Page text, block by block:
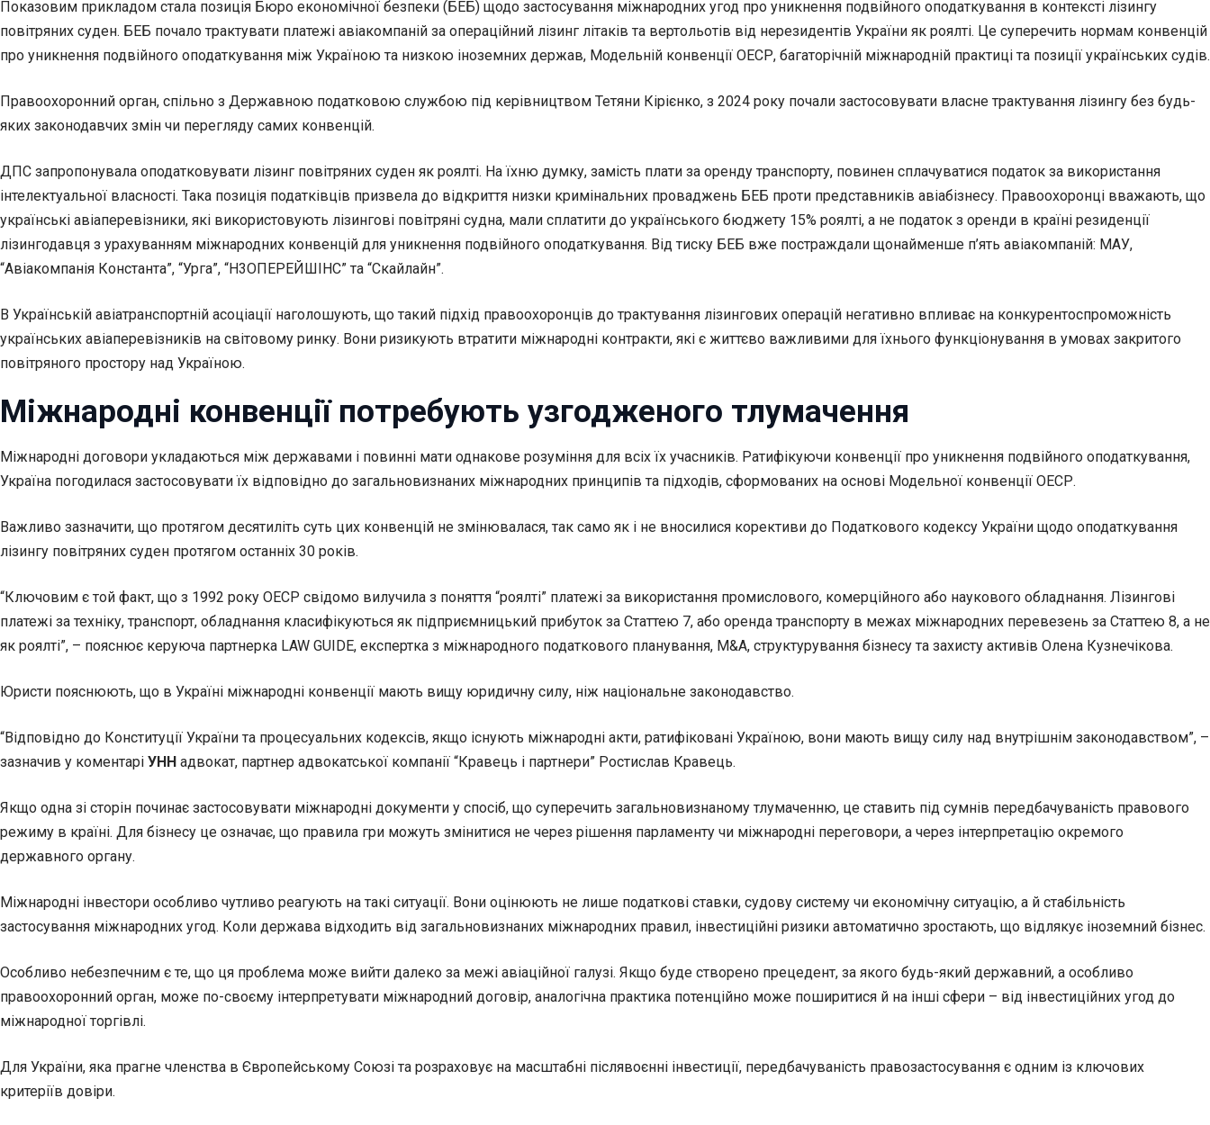
Показовим прикладом стала позиція Бюро економічної безпеки (БЕБ) щодо застосування міжнародних угод про уникнення подвійного оподаткування в контексті лізингу
повітряних суден. БЕБ почало трактувати платежі авіакомпаній за операційний лізинг літаків та вертольотів від нерезидентів України як роялті. Це суперечить нормам конвенцій
про уникнення подвійного оподаткування між Україною та низкою іноземних держав, Модельній конвенції ОЕСР, багаторічній міжнародній практиці та позиції українських судів.
Правоохоронний орган, спільно з Державною податковою службою під керівництвом Тетяни Кірієнко, з 2024 року почали застосовувати власне трактування лізингу без будь-
яких законодавчих змін чи перегляду самих конвенцій.
ДПС запропонувала оподатковувати лізинг повітряних суден як роялті. На їхню думку, замість плати за оренду транспорту, повинен сплачуватися податок за використання
інтелектуальної власності. Така позиція податківців призвела до відкриття низки кримінальних проваджень БЕБ проти представників авіабізнесу. Правоохоронці вважають, що
українські авіаперевізники, які використовують лізингові повітряні судна, мали сплатити до українського бюджету 15% роялті, а не податок з оренди в країні резиденції
лізингодавця з урахуванням міжнародних конвенцій для уникнення подвійного оподаткування. Від тиску БЕБ вже постраждали щонайменше п’ять авіакомпаній: МАУ,
“Авіакомпанія Константа”, “Урга”, “Н3ОПЕРЕЙШІНС” та “Скайлайн”.
В Українській авіатранспортній асоціації наголошують, що такий підхід правоохоронців до трактування лізингових операцій негативно впливає на конкурентоспроможність
українських авіаперевізників на світовому ринку. Вони ризикують втратити міжнародні контракти, які є життєво важливими для їхнього функціонування в умовах закритого
повітряного простору над Україною.
Міжнародні конвенції потребують узгодженого тлумачення
Міжнародні договори укладаються між державами і повинні мати однакове розуміння для всіх їх учасників. Ратифікуючи конвенції про уникнення подвійного оподаткування,
Україна погодилася застосовувати їх відповідно до загальновизнаних міжнародних принципів та підходів, сформованих на основі Модельної конвенції ОЕСР.
Важливо зазначити, що протягом десятиліть суть цих конвенцій не змінювалася, так само як і не вносилися корективи до Податкового кодексу України щодо оподаткування
лізингу повітряних суден протягом останніх 30 років.
“Ключовим є той факт, що з 1992 року ОЕСР свідомо вилучила з поняття “роялті” платежі за використання промислового, комерційного або наукового обладнання. Лізингові
платежі за техніку, транспорт, обладнання класифікуються як підприємницький прибуток за Статтею 7, або оренда транспорту в межах міжнародних перевезень за Статтею 8, а не
як роялті”, – пояснює керуюча партнерка LAW GUIDE, експертка з міжнародного податкового планування, M&A, структурування бізнесу та захисту активів Олена Кузнечікова.
Юристи пояснюють, що в Україні міжнародні конвенції мають вищу юридичну силу, ніж національне законодавство.
“Відповідно до Конституції України та процесуальних кодексів, якщо існують міжнародні акти, ратифіковані Україною, вони мають вищу силу над внутрішнім законодавством”, –
зазначив у коментарі УНН адвокат, партнер адвокатської компанії “Кравець і партнери” Ростислав Кравець.
Якщо одна зі сторін починає застосовувати міжнародні документи у спосіб, що суперечить загальновизнаному тлумаченню, це ставить під сумнів передбачуваність правового
режиму в країні. Для бізнесу це означає, що правила гри можуть змінитися не через рішення парламенту чи міжнародні переговори, а через інтерпретацію окремого
державного органу.
Міжнародні інвестори особливо чутливо реагують на такі ситуації. Вони оцінюють не лише податкові ставки, судову систему чи економічну ситуацію, а й стабільність
застосування міжнародних угод. Коли держава відходить від загальновизнаних міжнародних правил, інвестиційні ризики автоматично зростають, що відлякує іноземний бізнес.
Особливо небезпечним є те, що ця проблема може вийти далеко за межі авіаційної галузі. Якщо буде створено прецедент, за якого будь-який державний, а особливо
правоохоронний орган, може по-своєму інтерпретувати міжнародний договір, аналогічна практика потенційно може поширитися й на інші сфери – від інвестиційних угод до
міжнародної торгівлі.
Для України, яка прагне членства в Європейському Союзі та розраховує на масштабні післявоєнні інвестиції, передбачуваність правозастосування є одним із ключових
критеріїв довіри.